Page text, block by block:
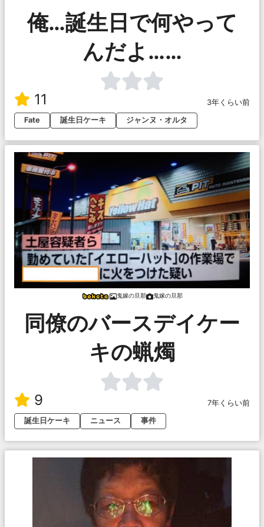
俺…誕生日で何やって
んだよ……
11
3年くらい前
Fate
誕生日ケーキ ジャンヌ・オルタ
鬼嫁の旦那 鬼嫁の旦那
同僚のバースデイケー
キの蝋燭
9
7年くらい前
誕生日ケーキ
ニュース 事件